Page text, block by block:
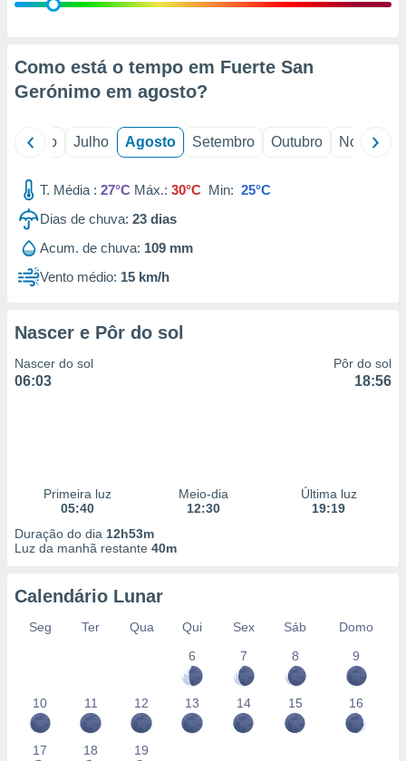
estudos
1199
Como está o tempo em Fuerte San
Gerónimo em agosto?
Junho Julho Agosto Setembro Outubro Novembro
T. Média : 27°C Máx.: 30°C Min: 25°C
Dias de chuva: 23 dias
Acum. de chuva: 109 mm
Vento médio: 15 km/h
Nascer e Pôr do sol
Nascer do sol
06:03
Pôr do sol
18:56
Primeira luz
05:40
Meio-dia
12:30
Última luz
19:19
Duração do dia 12h53m
Luz da manhã restante 40m
Calendário Lunar
Seg Ter Qua Qui Sex Sáb
Domo
6
7 8 9
10 11 12 13 14 15 16
17 18 19